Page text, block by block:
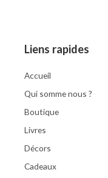
Liens rapides
Accueil
Qui somme nous ?
Boutique
Livres
Décors
Cadeaux